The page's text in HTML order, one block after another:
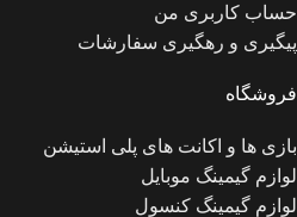
حساب کاربری من
پیگیری و رهگیری سفارشات
فروشگاه
بازی ها و اکانت های پلی استیشن
لوازم گیمینگ موبایل
لوازم گیمینگ کنسول